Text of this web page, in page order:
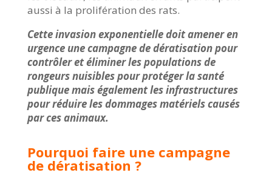
aussi à la prolifération des rats.
Cette invasion exponentielle doit amener en
urgence une campagne de dératisation pour
contrôler et éliminer les populations de
rongeurs nuisibles pour protéger la santé
publique mais également les infrastructures
pour réduire les dommages matériels causés
par ces animaux.
Pourquoi faire une campagne
de dératisation ?